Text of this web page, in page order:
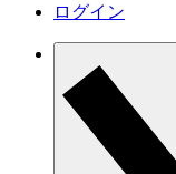
ログイン